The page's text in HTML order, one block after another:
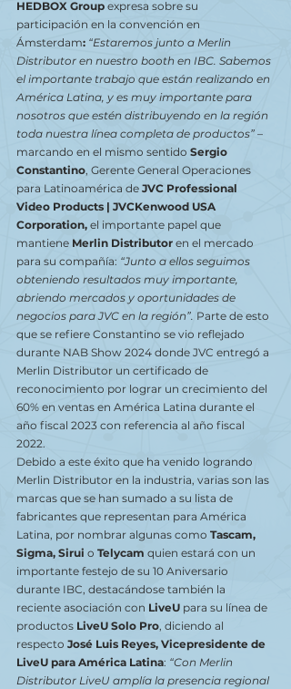
HEDBOX Group expresa sobre su
participación en la convención en
Ámsterdam: “Estaremos junto a Merlin
Distributor en nuestro booth en IBC. Sabemos
el importante trabajo que están realizando en
América Latina, y es muy importante para
nosotros que estén distribuyendo en la región
toda nuestra línea completa de productos” –
marcando en el mismo sentido Sergio
Constantino, Gerente General Operaciones
para Latinoamérica de JVC Professional
Video Products | JVCKenwood USA
Corporation, el importante papel que
mantiene Merlin Distributor en el mercado
para su compañía: “Junto a ellos seguimos
obteniendo resultados muy importante,
abriendo mercados y oportunidades de
negocios para JVC en la región”. Parte de esto
que se refiere Constantino se vio reflejado
durante NAB Show 2024 donde JVC entregó a
Merlin Distributor un certificado de
reconocimiento por lograr un crecimiento del
60% en ventas en América Latina durante el
año fiscal 2023 con referencia al año fiscal
2022.
Debido a este éxito que ha venido logrando
Merlin Distributor en la industria, varias son las
marcas que se han sumado a su lista de
fabricantes que representan para América
Latina, por nombrar algunas como Tascam,
Sigma, Sirui o Telycam quien estará con un
importante festejo de su 10 Aniversario
durante IBC, destacándose también la
reciente asociación con LiveU para su línea de
productos LiveU Solo Pro, diciendo al
respecto José Luis Reyes, Vicepresidente de
LiveU para América Latina: “Con Merlin
Distributor LiveU amplía la presencia regional